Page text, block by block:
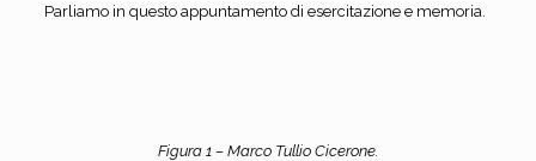
Parliamo in questo appuntamento di esercitazione e memoria.
Figura 1 – Marco Tullio Cicerone.